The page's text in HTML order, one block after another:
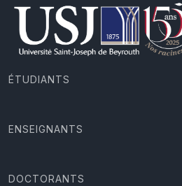
ÉTUDIANTS
ENSEIGNANTS
DOCTORANTS